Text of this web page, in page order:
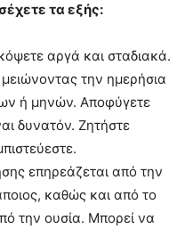
τα εξής:
αργά και σταδιακά.
την ημερήσια
ή μηνών. Αποφύγετε
δυνατόν. Ζητήστε
επηρεάζεται από την
καθώς και από το
την ουσία. Μπορεί να